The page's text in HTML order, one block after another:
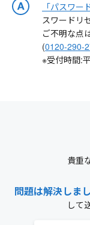
「パスワー
スワードリ
ご不明な点
(0120-290-
※受付時間:
貴重
問題は解決しま
して